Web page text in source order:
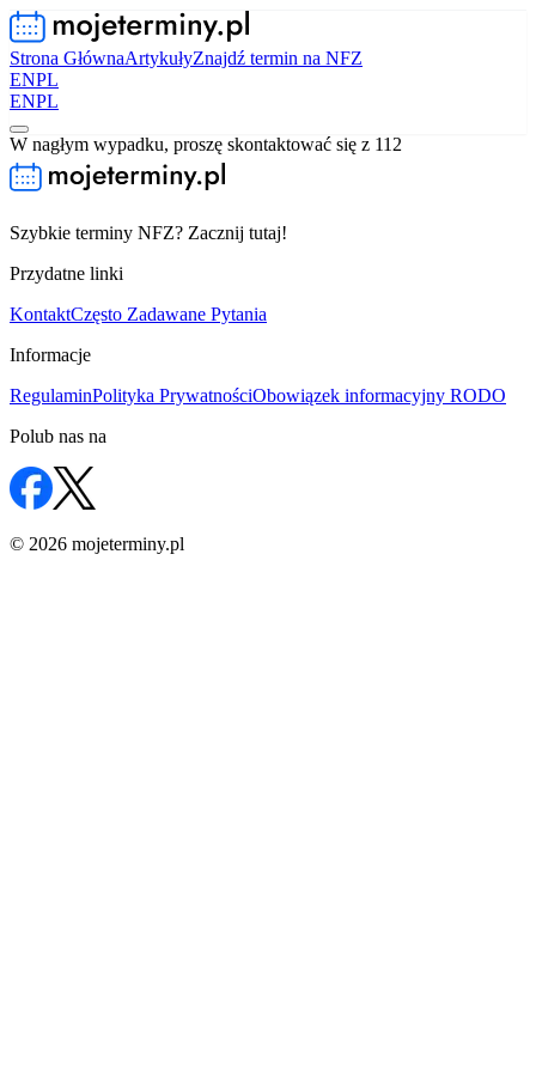
Strona GłównaArtykułyZnajdź termin na NFZ
ENPL
ENPL
W nagłym wypadku, proszę skontaktować się z 112
Szybkie terminy NFZ? Zacznij tutaj!
Przydatne linki
KontaktCzęsto Zadawane Pytania
Informacje
RegulaminPolityka PrywatnościObowiązek informacyjny RODO
Polub nas na
© 2026 mojeterminy.pl